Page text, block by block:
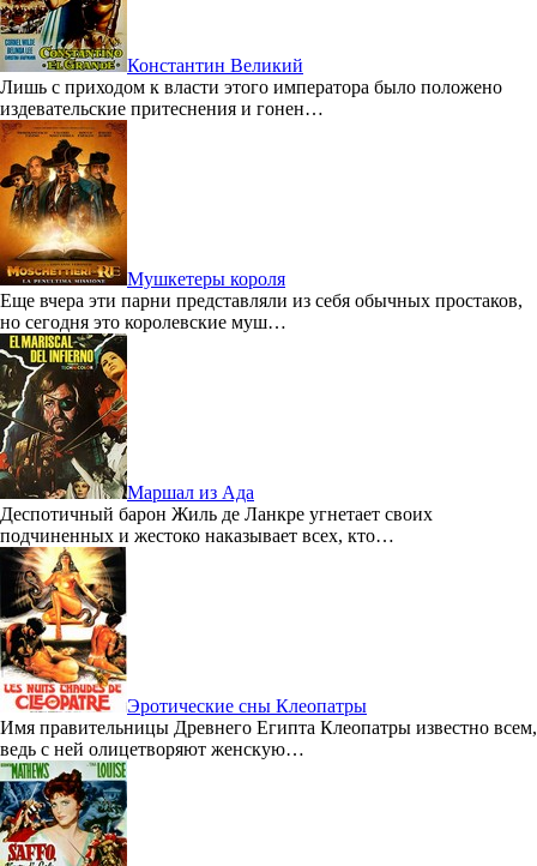
Константин Великий
Лишь с приходом к власти этого императора было положено
издевательские притеснения и гонен…
Мушкетеры короля
Еще вчера эти парни представляли из себя обычных простаков,
но сегодня это королевские муш…
Маршал из Ада
Деспотичный барон Жиль де Ланкре угнетает своих
подчиненных и жестоко наказывает всех, кто…
Эротические сны Клеопатры
Имя правительницы Древнего Египта Клеопатры известно всем,
ведь с ней олицетворяют женскую…